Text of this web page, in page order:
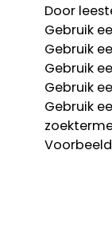
Door
Gebruik
Gebruik
Gebruik
Gebruik
Gebruik